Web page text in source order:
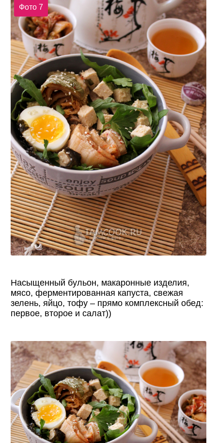
Фото 7
Насыщенный бульон, макаронные изделия,
мясо, ферментированная капуста, свежая
зелень, яйцо, тофу – прямо комплексный обед:
первое, второе и салат))